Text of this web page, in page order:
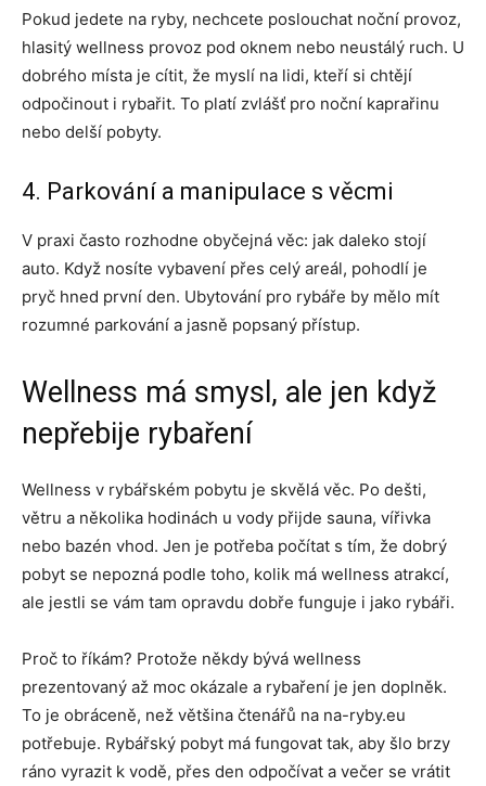
Pokud jedete na ryby, nechcete poslouchat noční provoz,
hlasitý wellness provoz pod oknem nebo neustálý ruch. U
dobrého místa je cítit, že myslí na lidi, kteří si chtějí
odpočinout i rybařit. To platí zvlášť pro noční kaprařinu
nebo delší pobyty.
4. Parkování a manipulace s věcmi
V praxi často rozhodne obyčejná věc: jak daleko stojí
auto. Když nosíte vybavení přes celý areál, pohodlí je
pryč hned první den. Ubytování pro rybáře by mělo mít
rozumné parkování a jasně popsaný přístup.
Wellness má smysl, ale jen když
nepřebije rybaření
Wellness v rybářském pobytu je skvělá věc. Po dešti,
větru a několika hodinách u vody přijde sauna, vířivka
nebo bazén vhod. Jen je potřeba počítat s tím, že dobrý
pobyt se nepozná podle toho, kolik má wellness atrakcí,
ale jestli se vám tam opravdu dobře funguje i jako rybáři.
Proč to říkám? Protože někdy bývá wellness
prezentovaný až moc okázale a rybaření je jen doplněk.
To je obráceně, než většina čtenářů na na-ryby.eu
potřebuje. Rybářský pobyt má fungovat tak, aby šlo brzy
ráno vyrazit k vodě, přes den odpočívat a večer se vrátit